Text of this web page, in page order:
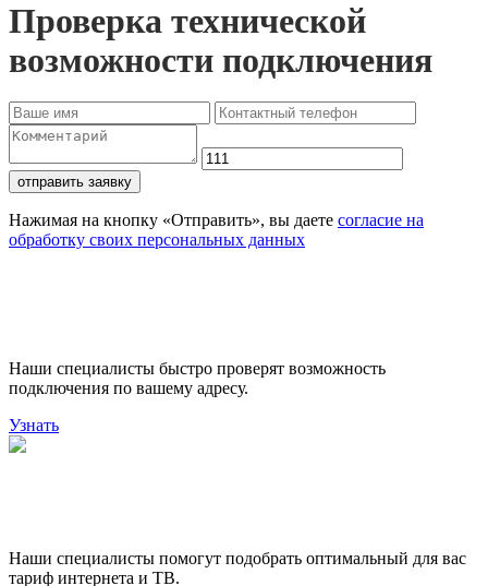
Проверка технической
возможности подключения
отправить заявку
Нажимая на кнопку «Отправить», вы даете согласие на
обработку своих персональных данных
Наши специалисты быстро проверят возможность
подключения по вашему адресу.
Узнать
Наши специалисты помогут подобрать оптимальный для вас
тариф интернета и ТВ.